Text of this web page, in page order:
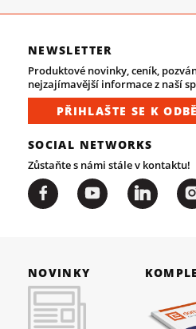
NEWSLETTER
Produktové novinky, ceník,
nejzajímavější informace z naší
PŘIHLAŠTE SE K
SOCIAL NETWORKS
Zůstaňte s námi stále v kontaktu!
NOVINKY